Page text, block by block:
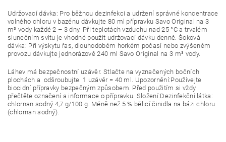
Udržovací dávka: Pro běžnou dezinfekci a udržení správné koncentrace
volného chloru v bazénu dávkujte 80 ml přípravku Savo Original na 3
m³ vody každé 2 – 3 dny. Při teplotách vzduchu nad 25 °C a trvalém
slunečním svitu je vhodné použít udržovací dávku denně. Šoková
dávka: Při výskytu řas, dlouhodobém horkém počasí nebo zvýšeném
provozu dávkujte jednorázově 240 ml Savo Original na 3 m³ vody.
Láhev má bezpečnostní uzávěr. Stlačte na vyznačených bočních
plochách a odšroubujte. 1 uzávěr = 40 ml. Upozornění:Používejte
biocidní přípravky bezpečným způsobem. Před použitím si vždy
přečtěte označení a informace o přípravku. Složení:Dezinfekční látka:
chlornan sodný 4,7 g/100 g. Méně než 5 % bělicí činidla na bázi chloru
(chlornan sodný).